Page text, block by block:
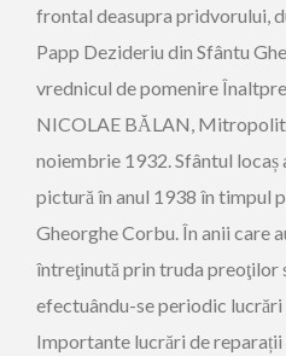
frontal deasupra pridvorului,
Papp Dezideriu din Sfântu
vrednicul de pomenire
NICOLAE BĂLAN,
noiembrie 1932.Sfântul
pictură în anul 1938 în timpul
Gheorghe Corbu.În anii care
întreţinută prin truda preoţilor
efectuându-se periodic
Importante lucrări de